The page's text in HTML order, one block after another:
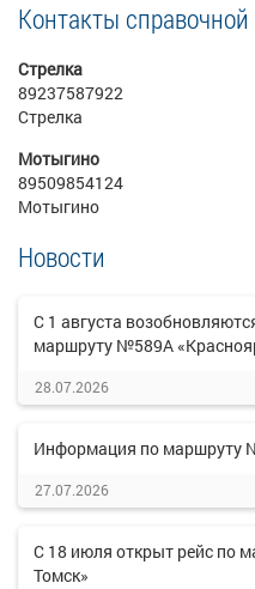
Контакты справочной
Стрелка
89237587922
Стрелка
Мотыгино
89509854124
Мотыгино
Новости
С 1 августа
маршруту №589А
28.07.2026
Информация по маршруту
27.07.2026
С 18 июля открыт рейс по
Томск»